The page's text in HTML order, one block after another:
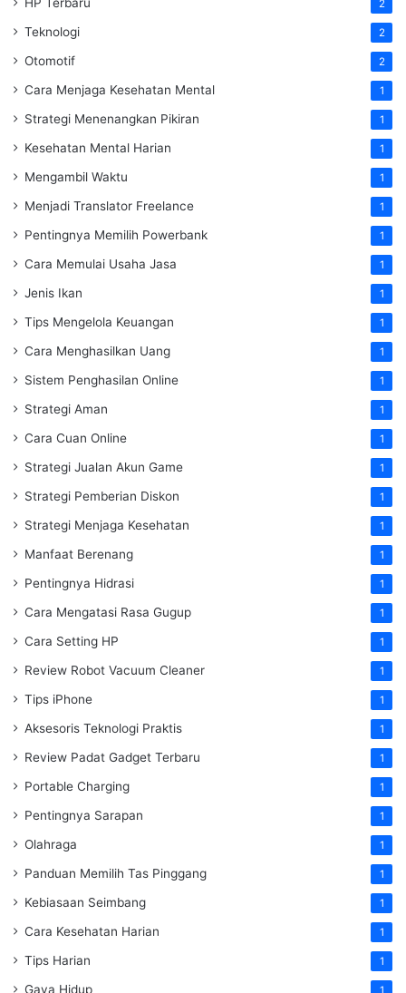
2
Teknologi 2
Otomotif 2
Cara Menjaga Kesehatan Mental 1
Strategi Menenangkan Pikiran 1
Kesehatan Mental Harian 1
Mengambil Waktu 1
Menjadi Translator Freelance 1
Pentingnya Memilih Powerbank 1
Cara Memulai Usaha Jasa 1
Jenis Ikan 1
Tips Mengelola Keuangan 1
Cara Menghasilkan Uang 1
Sistem Penghasilan Online 1
Strategi Aman 1
Cara Cuan Online 1
Strategi Jualan Akun Game 1
Strategi Pemberian Diskon 1
Strategi Menjaga Kesehatan 1
Manfaat Berenang 1
Pentingnya Hidrasi 1
Cara Mengatasi Rasa Gugup 1
Cara Setting HP 1
Review Robot Vacuum Cleaner 1
Tips iPhone 1
Aksesoris Teknologi Praktis 1
Review Padat Gadget Terbaru 1
Portable Charging 1
Pentingnya Sarapan 1
Olahraga 1
Panduan Memilih Tas Pinggang 1
Kebiasaan Seimbang 1
Cara Kesehatan Harian 1
Tips Harian 1
Gaya Hidup 1